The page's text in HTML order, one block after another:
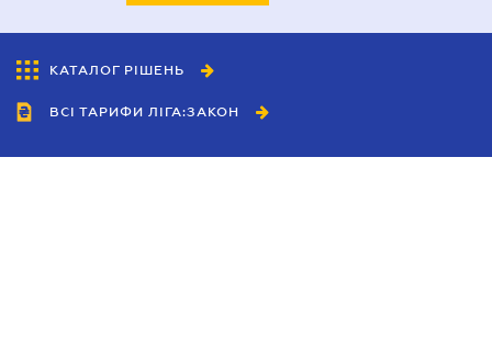
КАТАЛОГ РІШЕНЬ
ВСІ ТАРИФИ ЛІГА:ЗАКОН